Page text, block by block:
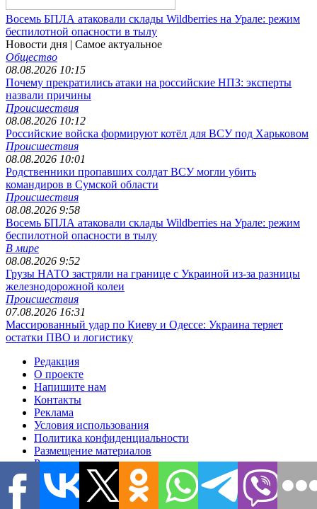
Восемь БПЛА атаковали склады Wildberries на Урале: режим
беспилотной опасности в тылу
Новости дня | Самое актуальное
Общество
08.08.2026 10:15
Почему прекратились атаки на российские НПЗ: эксперты
назвали причины
Происшествия
08.08.2026 10:12
Российские войска формируют котёл для ВСУ под Харьковом
Происшествия
08.08.2026 10:01
Родственники пропавших солдат ВСУ могли убить
командиров в Сумской области
Происшествия
08.08.2026 9:58
Восемь БПЛА атаковали склады Wildberries на Урале: режим
беспилотной опасности в тылу
В мире
08.08.2026 9:52
Грузы НАТО застряли на границе с Украиной из-за разницы
железнодорожной колеи
Происшествия
07.08.2026 16:31
Массированный удар по Киеву и Одессе: Украина теряет
остатки ПВО и логистику
Редакция
О проекте
Напишите нам
Контакты
Реклама
Условия использования
Политика конфиденциальности
Размещение материалов
Редакционная политика
Соглашение для авторов
Подписка
Вопросы